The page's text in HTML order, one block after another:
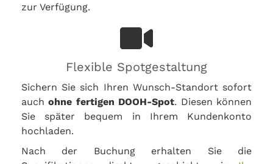
zur Verfügung.
Flexible Spotgestaltung
Sichern Sie sich Ihren Wunsch-Standort sofort
auchohne fertigen DOOH-Spot. Diesen können
Sie später bequem in Ihrem Kundenkonto
hochladen.
Nach der Buchung erhalten Sie die